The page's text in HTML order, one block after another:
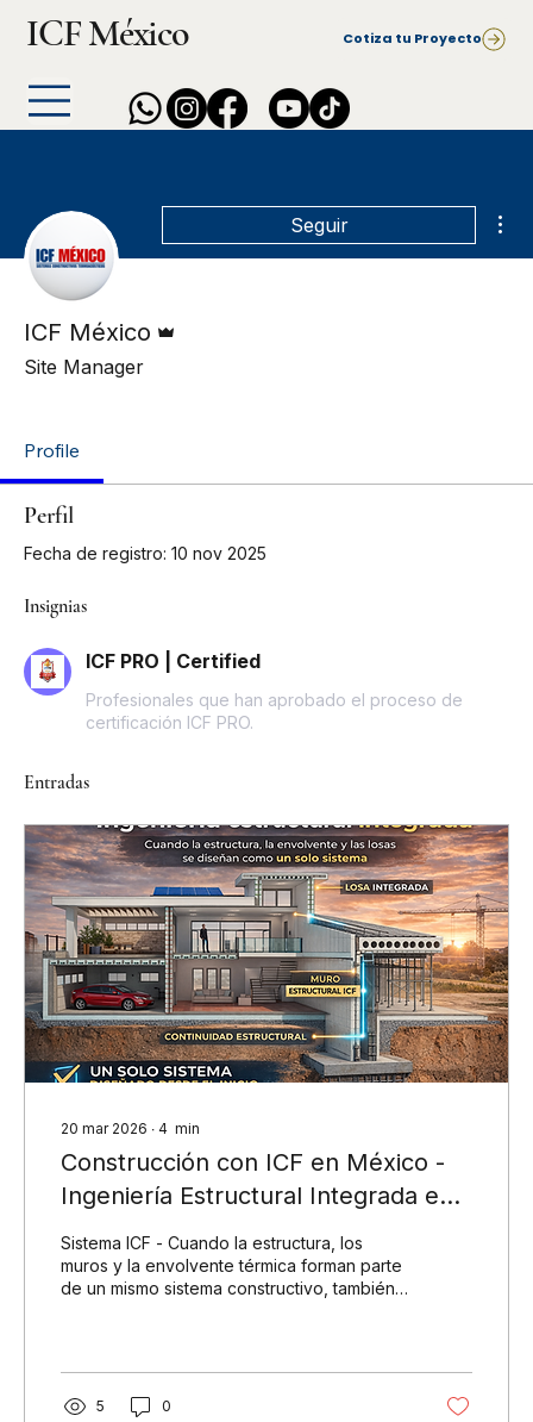
ICF México Cotiza tu Proyecto
Seguir
ICF México
Site Manager
Profile
Perfil
Fecha de registro: 10 nov 2025
Insignias
ICF PRO | Certified
Profesionales que han aprobado el proceso de
certificación ICF PRO.
Entradas
20 mar 2026 ∙ 4 min
Construcción con ICF en México -
Ingeniería Estructural Integrada en
la Edificación
Sistema ICF - Cuando la estructura, los
muros y la envolvente térmica forman parte
de un mismo sistema constructivo, también
5 0